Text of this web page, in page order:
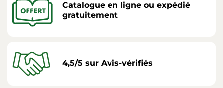
Catalogue en ligne ou expédié
gratuitement
4,5/5 sur Avis-vérifiés